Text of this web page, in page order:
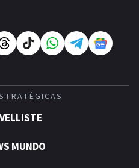
MUNDO